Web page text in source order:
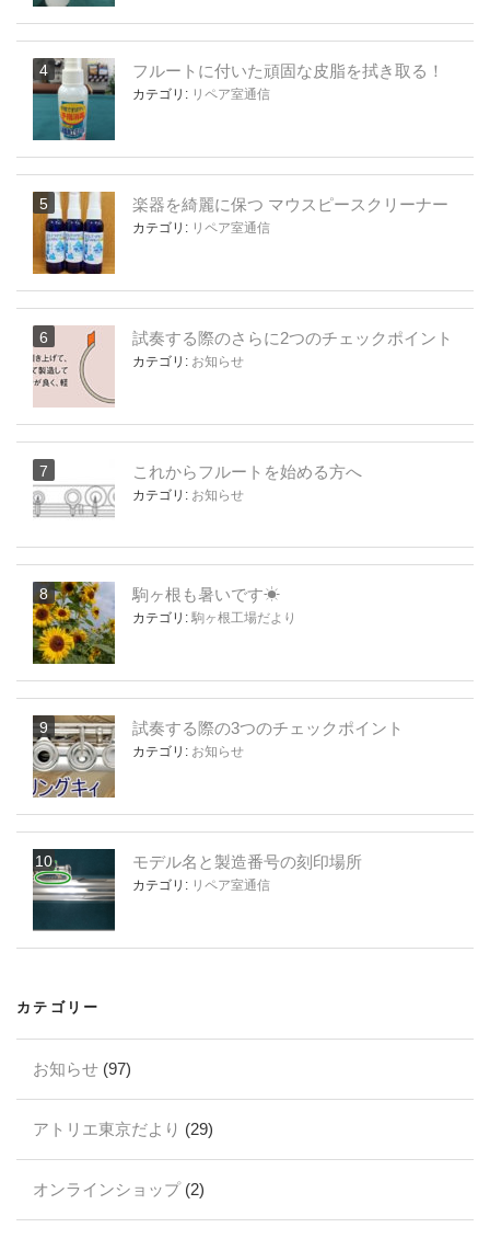
フルートに付いた頑固な皮脂を拭き取る！
カテゴリ: リペア室通信
楽器を綺麗に保つ マウスピースクリーナー
カテゴリ: リペア室通信
試奏する際のさらに2つのチェックポイント
カテゴリ: お知らせ
これからフルートを始める方へ
カテゴリ: お知らせ
駒ヶ根も暑いです☀
カテゴリ: 駒ヶ根工場だより
試奏する際の3つのチェックポイント
カテゴリ: お知らせ
モデル名と製造番号の刻印場所
カテゴリ: リペア室通信
カテゴリー
お知らせ (97)
アトリエ東京だより (29)
オンラインショップ(2)